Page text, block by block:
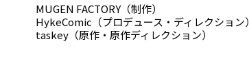
MUGEN FACTORY（制作）
HykeComic（プロデュース・ディレクション）
taskey（原作・原作ディレクション）